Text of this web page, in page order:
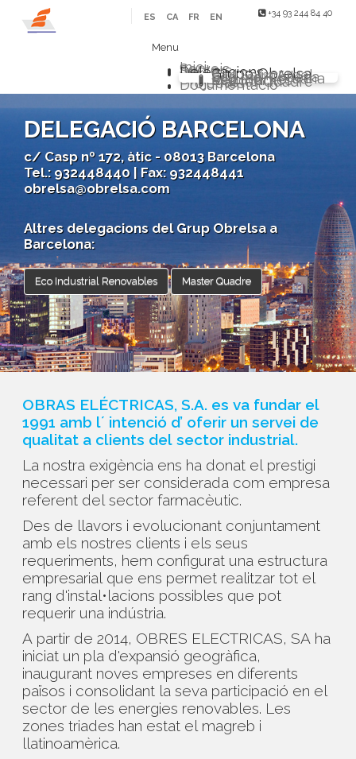
+34 93 244 84 40
ES CA FR EN
Menu
Inici
Serveis
Sectors
Delegacions
Grupo Obrelsa
Sarl Saim Argel
Eco Ind. Chilena
Eco Ind. Peruana
Eco Ind. Renovables
Master Quadre
Projectes
Documentació
DELEGACIÓ BARCELONA
c/ Casp nº 172, àtic - 08013 Barcelona
Tel.: 932448440 | Fax: 932448441
obrelsa@obrelsa.com
Altres delegacions del Grup Obrelsa a
Barcelona:
Eco Industrial Renovables Master Quadre
OBRAS ELÉCTRICAS, S.A. es va fundar el
1991 amb l´ intenció d’ oferir un servei de
qualitat a clients del sector industrial.
La nostra exigència ens ha donat el prestigi
necessari per ser considerada com empresa
referent del sector farmacèutic.
Des de llavors i evolucionant conjuntament
amb els nostres clients i els seus
requeriments, hem configurat una estructura
empresarial que ens permet realitzar tot el
rang d'instal•lacions possibles que pot
requerir una indústria.
A partir de 2014, OBRES ELECTRICAS, SA ha
iniciat un pla d'expansió geogràfica,
inaugurant noves empreses en diferents
països i consolidant la seva participació en el
sector de les energies renovables. Les
zones triades han estat el magreb i
llatinoamèrica.